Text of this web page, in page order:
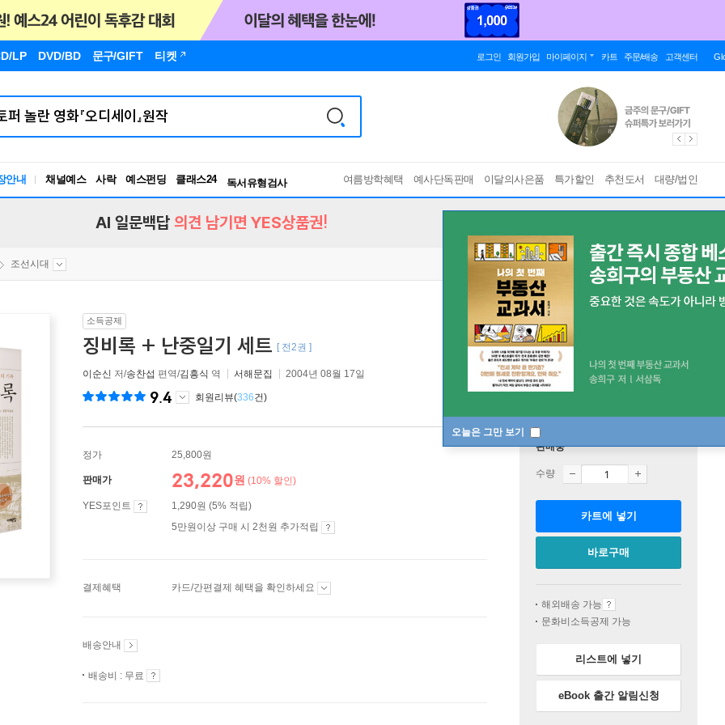
LP DVD/BD 문구/GIFT 티켓 로그인 회원가입 마이페이지 카트 주문/배송 고객센터
안내 채널예스 사락 예스펀딩 클래스24
독서유형검사
RBTI Lab
여름방학혜택 예사단독판매 이달의사은품 특가할인 추천도서 대량/법인
오늘은 그만 보기
AI 일문백답 의견 남기면 YES상품권!
조선시대
소득공제
징비록 + 난중일기 세트 [ 전2권 ]
이순신 저/송찬섭 편역/김흥식 역 서해문집 2004년 08월 17일
9.4 회원리뷰(336건)
정가 25,800원
판매가 23,220원 (10% 할인)
YES포인트
1,290원 (5% 적립)
5만원이상 구매 시 2천원 추가적립
결제혜택 카드/간편결제 혜택을 확인하세요
배송안내
배송비 : 무료
판매중
수량
카트에 넣기
바로구매
해외배송 가능
문화비소득공제 가능
리스트에 넣기
eBook 출간 알림신청